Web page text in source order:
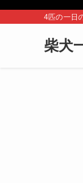
4匹の一日
柴犬